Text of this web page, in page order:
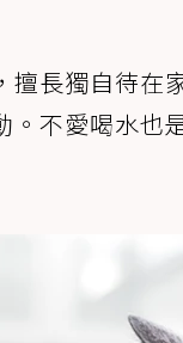
長獨自待在
不愛喝水也